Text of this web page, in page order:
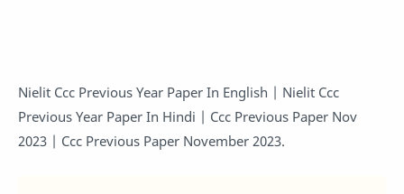
Nielit Ccc Previous Year Paper In English | Nielit Ccc
Previous Year Paper In Hindi | Ccc Previous Paper Nov
2023 | Ccc Previous Paper November 2023.